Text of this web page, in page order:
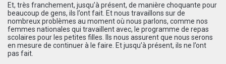
Et, très franchement, jusqu’à présent, de manière choquante pour
beaucoup de gens, ils l’ont fait. Et nous travaillons sur de
nombreux problèmes au moment où nous parlons, comme nos
femmes nationales qui travaillent avec, le programme de repas
scolaires pour les petites filles. Ils nous assurent que nous serons
en mesure de continuer à le faire. Et jusqu’à présent, ils ne l’ont
pas fait.